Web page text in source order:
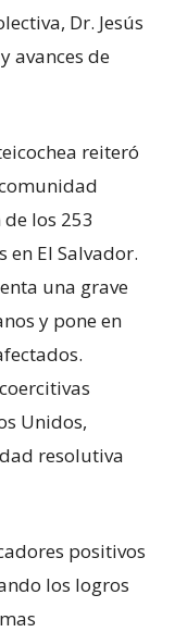
Dr. Jesús
avances de
reiteró
los 253
en El Salvador.
una grave
y pone en
Unidos,
resolutiva
positivos
los logros